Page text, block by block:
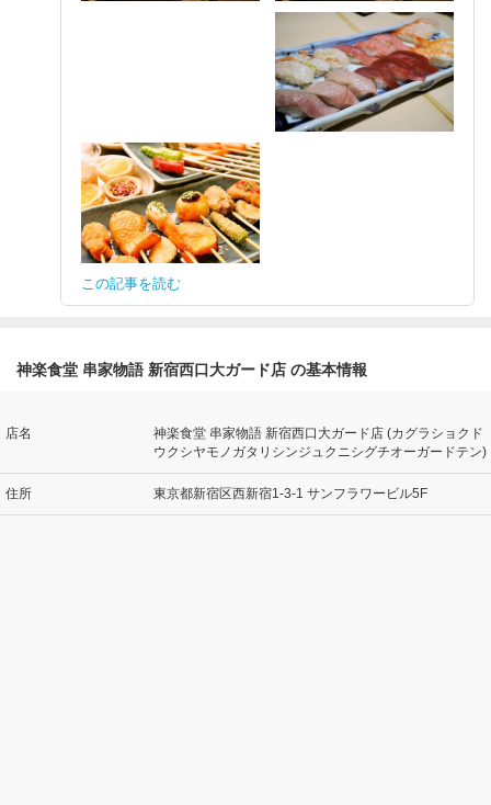
この記事を読む
神楽食堂 串家物語 新宿西口大ガード店 の基本情報
店名
神楽食堂 串家物語 新宿西口大ガード店 (カグラショクド
ウクシヤモノガタリシンジュクニシグチオーガードテン)
住所 東京都新宿区西新宿1-3-1 サンフラワービル5F